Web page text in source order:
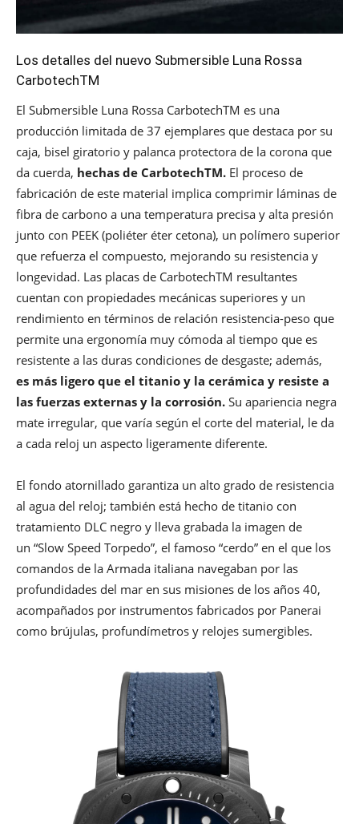
Los detalles del nuevo Submersible Luna Rossa
CarbotechTM
El Submersible Luna Rossa CarbotechTM es una
producción limitada de 37 ejemplares que destaca por su
caja, bisel giratorio y palanca protectora de la corona que
da cuerda, hechas de CarbotechTM. El proceso de
fabricación de este material implica comprimir láminas de
fibra de carbono a una temperatura precisa y alta presión
junto con PEEK (poliéter éter cetona), un polímero superior
que refuerza el compuesto, mejorando su resistencia y
longevidad. Las placas de CarbotechTM resultantes
cuentan con propiedades mecánicas superiores y un
rendimiento en términos de relación resistencia-peso que
permite una ergonomía muy cómoda al tiempo que es
resistente a las duras condiciones de desgaste; además,
es más ligero que el titanio y la cerámica y resiste a
las fuerzas externas y la corrosión. Su apariencia negra
mate irregular, que varía según el corte del material, le da
a cada reloj un aspecto ligeramente diferente.
El fondo atornillado garantiza un alto grado de resistencia
al agua del reloj; también está hecho de titanio con
tratamiento DLC negro y lleva grabada la imagen de
un “Slow Speed ​​Torpedo”, el famoso “cerdo” en el que los
comandos de la Armada italiana navegaban por las
profundidades del mar en sus misiones de los años 40,
acompañados por instrumentos fabricados por Panerai
como brújulas, profundímetros y relojes sumergibles.